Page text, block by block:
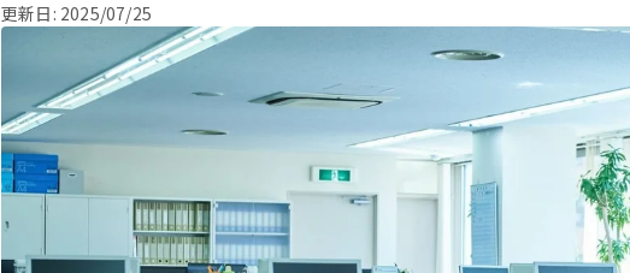
更新日: 2025/07/25